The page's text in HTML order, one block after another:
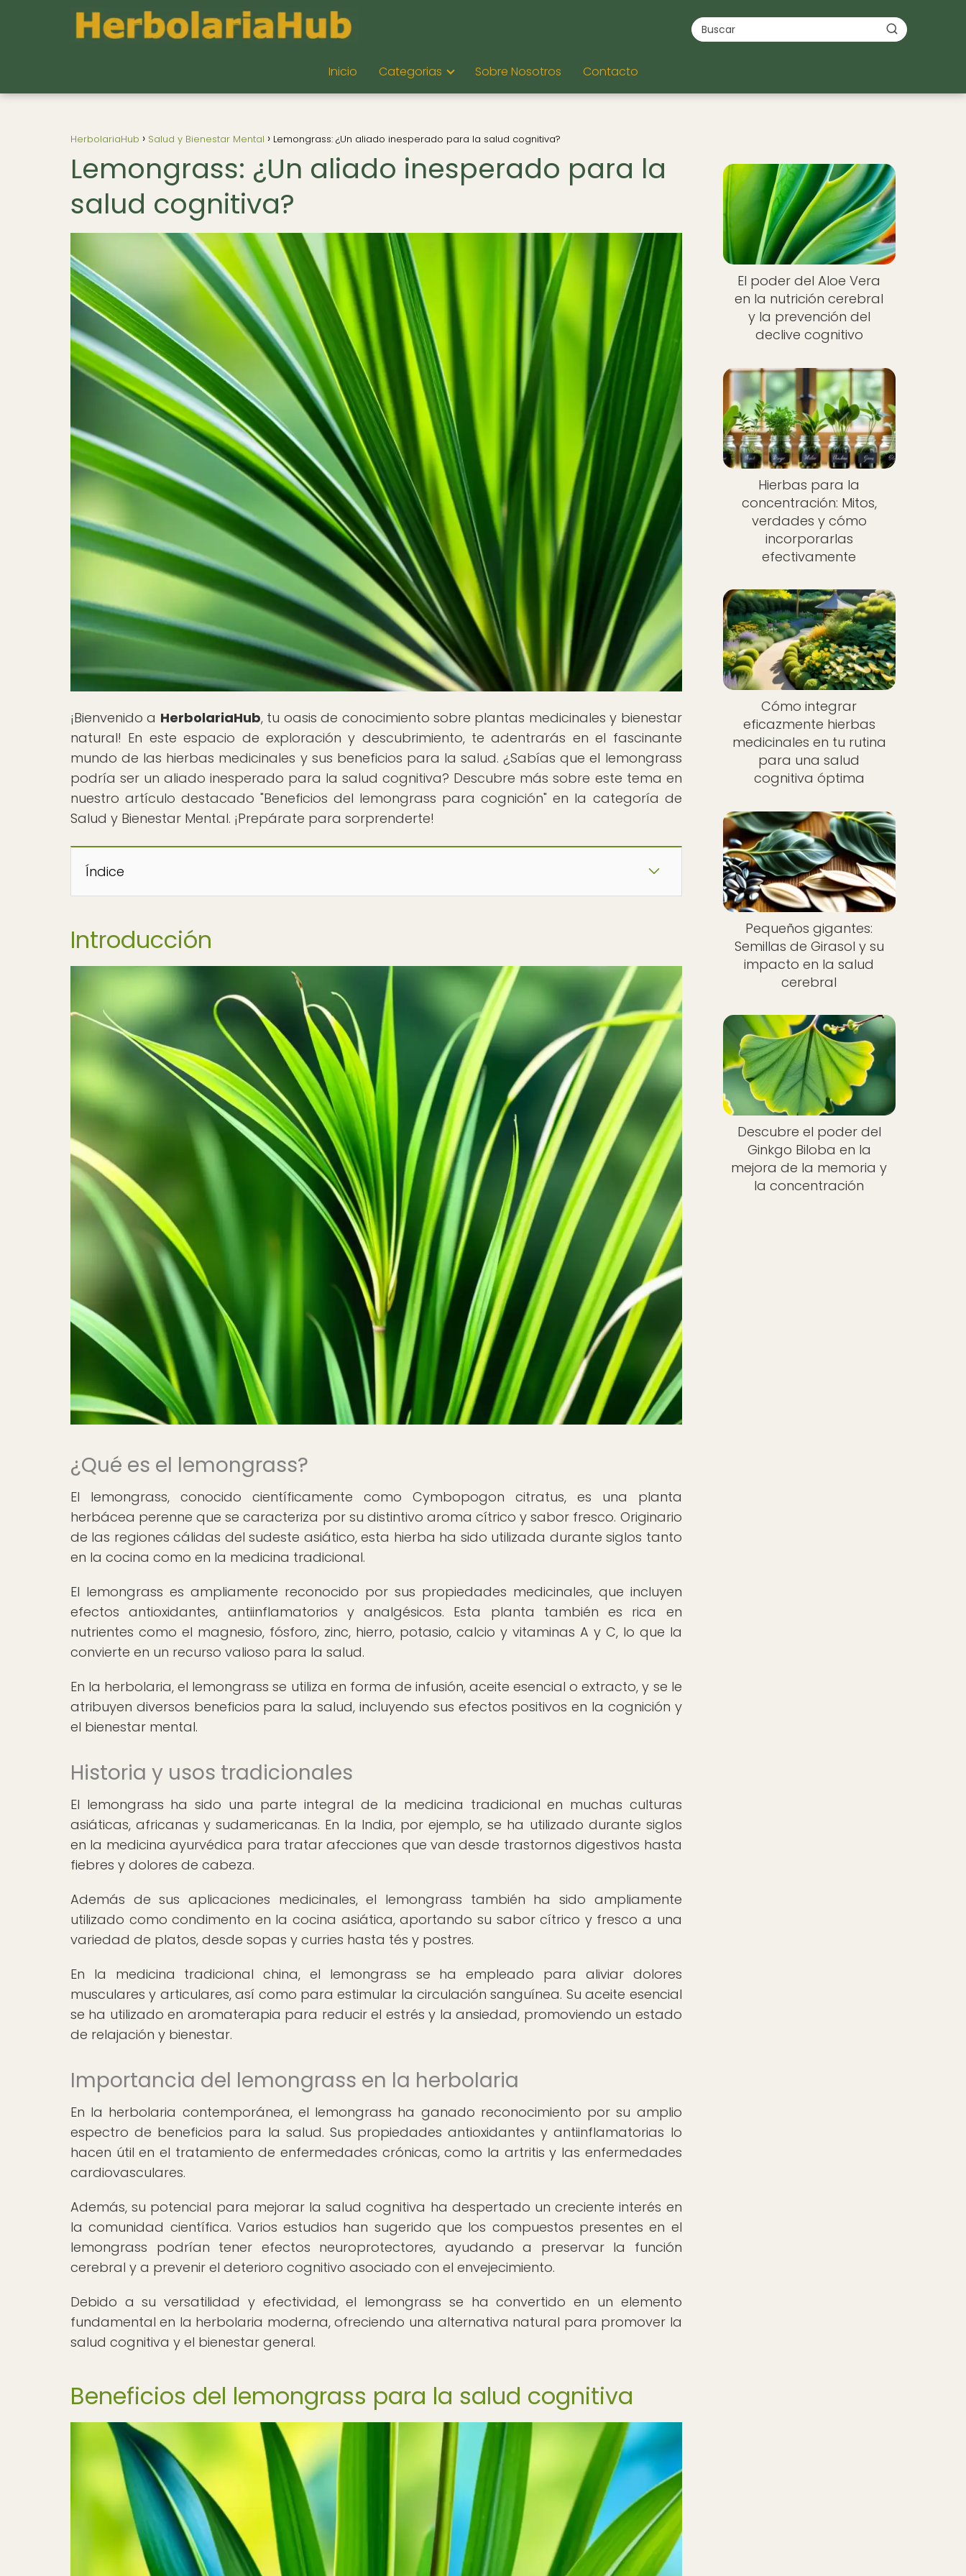
Inicio Categorias Sobre Nosotros Contacto
HerbolariaHub Salud y Bienestar Mental Lemongrass: ¿Un aliado inesperado para la salud cognitiva?
Lemongrass: ¿Un aliado inesperado para la
salud cognitiva?
¡Bienvenido a HerbolariaHub, tu oasis de conocimiento sobre plantas medicinales y bienestar
natural! En este espacio de exploración y descubrimiento, te adentrarás en el fascinante
mundo de las hierbas medicinales y sus beneficios para la salud. ¿Sabías que el lemongrass
podría ser un aliado inesperado para la salud cognitiva? Descubre más sobre este tema en
nuestro artículo destacado "Beneficios del lemongrass para cognición" en la categoría de
Salud y Bienestar Mental. ¡Prepárate para sorprenderte!
Índice
Introducción
¿Qué es el lemongrass?
El lemongrass, conocido científicamente como Cymbopogon citratus, es una planta
herbácea perenne que se caracteriza por su distintivo aroma cítrico y sabor fresco. Originario
de las regiones cálidas del sudeste asiático, esta hierba ha sido utilizada durante siglos tanto
en la cocina como en la medicina tradicional.
El lemongrass es ampliamente reconocido por sus propiedades medicinales, que incluyen
efectos antioxidantes, antiinflamatorios y analgésicos. Esta planta también es rica en
nutrientes como el magnesio, fósforo, zinc, hierro, potasio, calcio y vitaminas A y C, lo que la
convierte en un recurso valioso para la salud.
En la herbolaria, el lemongrass se utiliza en forma de infusión, aceite esencial o extracto, y se le
atribuyen diversos beneficios para la salud, incluyendo sus efectos positivos en la cognición y
el bienestar mental.
Historia y usos tradicionales
El lemongrass ha sido una parte integral de la medicina tradicional en muchas culturas
asiáticas, africanas y sudamericanas. En la India, por ejemplo, se ha utilizado durante siglos
en la medicina ayurvédica para tratar afecciones que van desde trastornos digestivos hasta
fiebres y dolores de cabeza.
Además de sus aplicaciones medicinales, el lemongrass también ha sido ampliamente
utilizado como condimento en la cocina asiática, aportando su sabor cítrico y fresco a una
variedad de platos, desde sopas y curries hasta tés y postres.
En la medicina tradicional china, el lemongrass se ha empleado para aliviar dolores
musculares y articulares, así como para estimular la circulación sanguínea. Su aceite esencial
se ha utilizado en aromaterapia para reducir el estrés y la ansiedad, promoviendo un estado
de relajación y bienestar.
Importancia del lemongrass en la herbolaria
En la herbolaria contemporánea, el lemongrass ha ganado reconocimiento por su amplio
espectro de beneficios para la salud. Sus propiedades antioxidantes y antiinflamatorias lo
hacen útil en el tratamiento de enfermedades crónicas, como la artritis y las enfermedades
cardiovasculares.
Además, su potencial para mejorar la salud cognitiva ha despertado un creciente interés en
la comunidad científica. Varios estudios han sugerido que los compuestos presentes en el
lemongrass podrían tener efectos neuroprotectores, ayudando a preservar la función
cerebral y a prevenir el deterioro cognitivo asociado con el envejecimiento.
Debido a su versatilidad y efectividad, el lemongrass se ha convertido en un elemento
fundamental en la herbolaria moderna, ofreciendo una alternativa natural para promover la
salud cognitiva y el bienestar general.
Beneficios del lemongrass para la salud cognitiva
El poder del Aloe Vera
en la nutrición cerebral
y la prevención del
declive cognitivo
Hierbas para la
concentración: Mitos,
verdades y cómo
incorporarlas
efectivamente
Cómo integrar
eficazmente hierbas
medicinales en tu rutina
para una salud
cognitiva óptima
Pequeños gigantes:
Semillas de Girasol y su
impacto en la salud
cerebral
Descubre el poder del
Ginkgo Biloba en la
mejora de la memoria y
la concentración